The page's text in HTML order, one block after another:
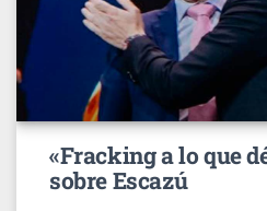
«Fracking a lo que
sobre Escazú